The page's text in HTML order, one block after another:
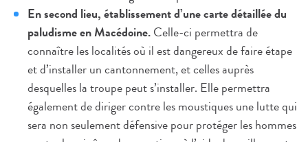
En second lieu, établissement d’une carte détaillée du
paludisme en Macédoine.Celle-ci permettra de
connaître les localités où il est dangereux de faire étape
et d’installer un cantonnement, et celles auprès
desquelles la troupe peut s’installer. Elle permettra
également de diriger contre les moustiques une lutte qui
sera non seulement défensive pour protéger les hommes